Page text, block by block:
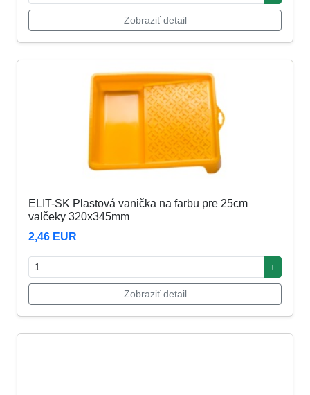
Zobraziť detail
ELIT-SK Plastová vanička na farbu pre 25cm
valčeky 320x345mm
2,46 EUR
+
Zobraziť detail